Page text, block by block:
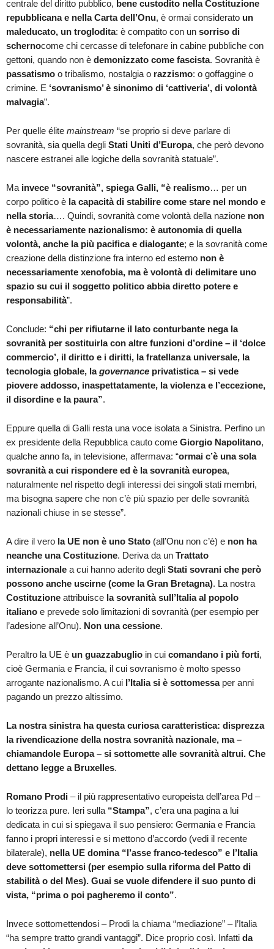
centrale del diritto pubblico, bene custodito nella Costituzione
repubblicana e nella Carta dell’Onu, è ormai considerato un
maleducato, un troglodita: è compatito con un sorriso di
schernocome chi cercasse di telefonare in cabine pubbliche con
gettoni, quando non è demonizzato come fascista. Sovranità è
passatismo o tribalismo, nostalgia o razzismo: o goffaggine o
crimine. E ‘sovranismo’ è sinonimo di ‘cattiveria’, di volontà
malvagia”.
Per quelle élite mainstream “se proprio si deve parlare di
sovranità, sia quella degli Stati Uniti d’Europa, che però devono
nascere estranei alle logiche della sovranità statuale”.
Ma invece “sovranità”, spiega Galli, “è realismo… per un
corpo politico è la capacità di stabilire come stare nel mondo e
nella storia…. Quindi, sovranità come volontà della nazione non
è necessariamente nazionalismo: è autonomia di quella
volontà, anche la più pacifica e dialogante; e la sovranità come
creazione della distinzione fra interno ed esterno non è
necessariamente xenofobia, ma è volontà di delimitare uno
spazio su cui il soggetto politico abbia diretto potere e
responsabilità”.
Conclude: “chi per rifiutarne il lato conturbante nega la
sovranità per sostituirla con altre funzioni d’ordine – il ‘dolce
commercio’, il diritto e i diritti, la fratellanza universale, la
tecnologia globale, lagovernance privatistica – si vede
piovere addosso, inaspettatamente, la violenza e l’eccezione,
il disordine e la paura”.
Eppure quella di Galli resta una voce isolata a Sinistra. Perfino un
ex presidente della Repubblica cauto come Giorgio Napolitano,
qualche anno fa, in televisione, affermava: “ormai c’è una sola
sovranità a cui rispondere ed è la sovranità europea,
naturalmente nel rispetto degli interessi dei singoli stati membri,
ma bisogna sapere che non c’è più spazio per delle sovranità
nazionali chiuse in se stesse”.
A dire il vero la UE non è uno Stato (all’Onu non c’è) e non ha
neanche una Costituzione. Deriva da un Trattato
internazionale a cui hanno aderito degli Stati sovrani che però
possono anche uscirne (come la Gran Bretagna). La nostra
Costituzione attribuisce la sovranità sull’Italia al popolo
italiano e prevede solo limitazioni di sovranità (per esempio per
l’adesione all’Onu). Non una cessione.
Peraltro la UE è un guazzabuglio in cui comandano i più forti,
cioè Germania e Francia, il cui sovranismo è molto spesso
arrogante nazionalismo. A cui l’Italia si è sottomessaper anni
pagando un prezzo altissimo.
La nostra sinistra ha questa curiosa caratteristica: disprezza
la rivendicazione della nostra sovranità nazionale, ma –
chiamandole Europa – si sottomette alle sovranità altrui. Che
dettano legge a Bruxelles.
Romano Prodi – il più rappresentativo europeista dell’area Pd –
lo teorizza pure. Ieri sulla “Stampa”, c’era una pagina a lui
dedicata in cui si spiegava il suo pensiero: Germania e Francia
fanno i propri interessi e si mettono d’accordo (vedi il recente
bilaterale), nella UE domina “l’asse franco-tedesco” e l’Italia
deve sottomettersi (per esempio sulla riforma del Patto di
stabilità o del Mes). Guai se vuole difendere il suo punto di
vista, “prima o poi pagheremo il conto”.
Invece sottomettendosi – Prodi la chiama “mediazione” – l’Italia
“ha sempre tratto grandi vantaggi”. Dice proprio così. Infatti da